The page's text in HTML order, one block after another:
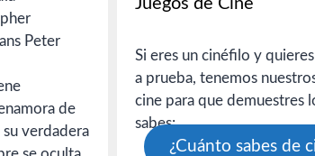
Peter
de
su verdadera
Juegos de Cine
Si eres un cinéfilo y
a prueba, tenemos
cine para que demuestres
sabes:
¿Cuánto sabes de